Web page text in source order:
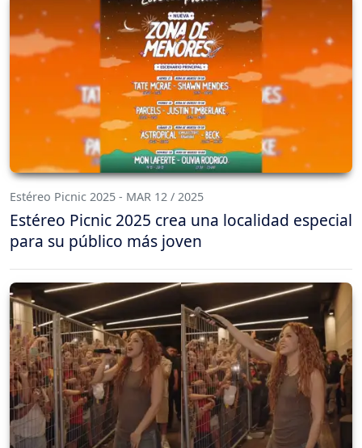
Estéreo Picnic 2025 - MAR 12 / 2025
Estéreo Picnic 2025 crea una localidad especial
para su público más joven